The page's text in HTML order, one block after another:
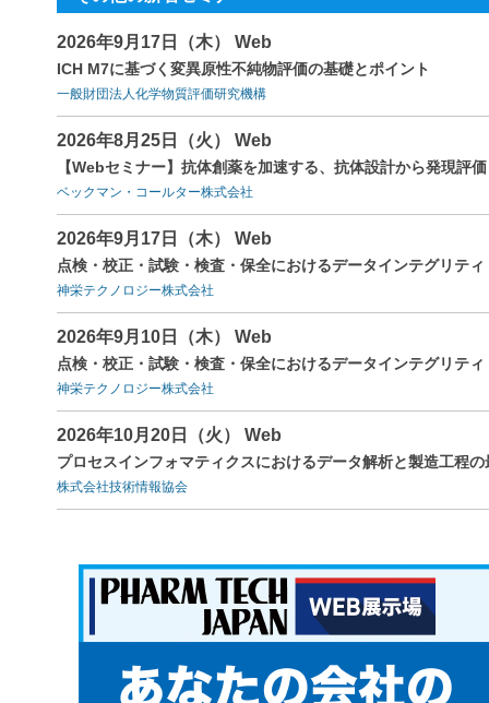
2026年9月17日（木） Web
ICH M7に基づく変異原性不純物評価の基礎とポイント
一般財団法人化学物質評価研究機構
2026年8月25日（火） Web
【Webセミナー】抗体創薬を加速する、抗体設計から発現評
ベックマン・コールター株式会社
2026年9月17日（木） Web
点検・校正・試験・検査・保全におけるデータインテグリテ
神栄テクノロジー株式会社
2026年9月10日（木） Web
点検・校正・試験・検査・保全におけるデータインテグリテ
神栄テクノロジー株式会社
2026年10月20日（火） Web
プロセスインフォマティクスにおけるデータ解析と製造工程の
株式会社技術情報協会